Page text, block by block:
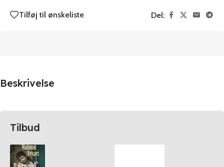
Tilføj til ønskeliste Del:
Beskrivelse
Tilbud